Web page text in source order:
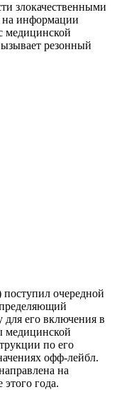
злокачественными
информации
резонный
очередной
для его включения в
медицинской
по его
офф-лейбл.
на
года.